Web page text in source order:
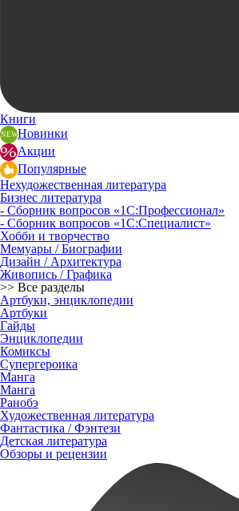
Книги
Новинки
Акции
Популярные
Нехудожественная литература
Бизнес литература
- Сборник вопросов «1С:Профессионал»
- Сборник вопросов «1С:Специалист»
Хобби и творчество
Мемуары / Биографии
Дизайн / Архитектура
Живопись / Графика
>> Все разделы
Артбуки, энциклопедии
Артбуки
Гайды
Энциклопедии
Комиксы
Супергероика
Манга
Манга
Ранобэ
Художественная литература
Фантастика / Фэнтези
Детская литература
Обзоры и рецензии